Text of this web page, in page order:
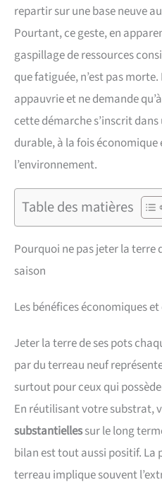
repartir sur une base neuve
Pourtant, ce geste, en
gaspillage de ressources
que fatiguée, n’est pas
appauvrie et ne demande
cette démarche s’inscrit
durable, à la fois économique
l’environnement.
Table des matières
Pourquoi ne pas jeter la terre
saison
Les bénéfices économiques
Jeter la terre de ses pots
par du terreau neuf
surtout pour ceux qui
En réutilisant votre substrat,
substantiellessur le long
bilan est tout aussi positif.
terreau implique souvent